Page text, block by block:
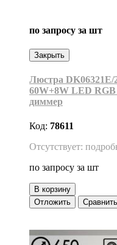
по запросу за шт
Закрыть
Люстра
60W+8W LED
диммер
Код: 78611
Отсутствует:
по запросу за шт
В корзину
Отложить
Сравнить